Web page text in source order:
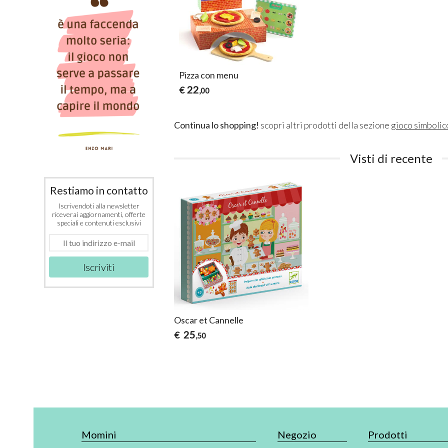
Pizza con menu
€ 22,00
Continua lo shopping! scopri altri prodotti della sezione gioco
Visti di recente
Oscar et Cannelle
€ 25,50
Restiamo in contatto
Iscrivendoti alla newsletter
riceverai aggiornamenti, offerte
speciali e contenuti esclusivi
Iscriviti
Momini Negozio Prodotti